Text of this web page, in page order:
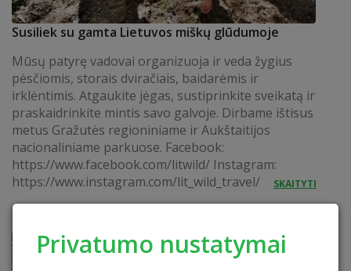
Privatumo nustatymai
Susiliek su gamta Lietuvos miškų glūdumoje
Mūsų patyrę vadovai organizuoja ir veda žygius
pėsčiomis, storais dviračiais, baidarėmis ir
irklėntimis. Atgaukite jėgas, sustiprinkite sveikatą ir
praskaidrinkite mintis savo galvoje. Dirbame ištisus
metus Gražutės regioniniame ir Aukštaitijos
nacionaliniame parkuose. Facebook:
https://www.facebook.com/litwild/ Instagram:
https://www.instagram.com/lit_wild_travel/
SKAITYTI